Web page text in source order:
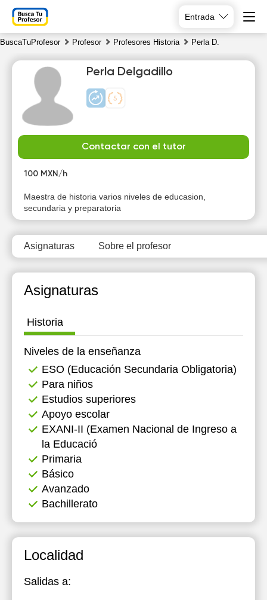
Entrada
BuscaTuProfesor Profesor Profesores Historia Perla D.
Perla Delgadillo
Contactar con el tutor
100 MXN/h
Maestra de historia varios niveles de educasion,
secundaria y preparatoria
Asignaturas Sobre el profesor
Asignaturas
Historia
Niveles de la enseñanza
ESO (Educación Secundaria Obligatoria)
Para niños
Estudios superiores
Apoyo escolar
EXANI-II (Examen Nacional de Ingreso a
la Educació
Primaria
Básico
Avanzado
Bachillerato
Localidad
Salidas a:
7
Sa
8
Su
9
10
10:00